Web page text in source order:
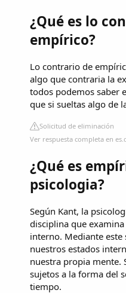
¿Qué es lo
empírico?
Lo contrario de
algo que contraria la
todos podemos saber
que si sueltas algo de
Solicitud de eliminación
Ver respuesta completa en
¿Qué es
psicologia?
Según Kant, la
disciplina que
interno. Mediante
nuestros estados
nuestra propia mente.
sujetos a la forma del
tiempo.